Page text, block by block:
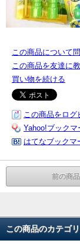
この商品について
この商品を友達に
買い物を続ける
この商品をログ
Yahoo!ブック
はてなブックマ
前の商
この商品のカテゴ